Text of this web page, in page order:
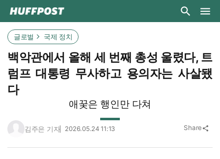
글로벌 국제 정치
백악관에서 올해 세 번째 총성 울렸다, 트
럼프 대통령 무사하고 용의자는 사살됐
다
애꿎은 행인만 다쳐
김주은 기자 2026.05.24 11:13 Share share